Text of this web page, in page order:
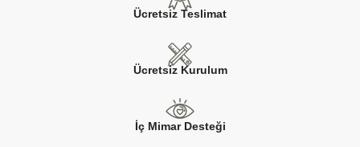
Ücretsiz Teslimat
Ücretsiz Kurulum
İç Mimar Desteği